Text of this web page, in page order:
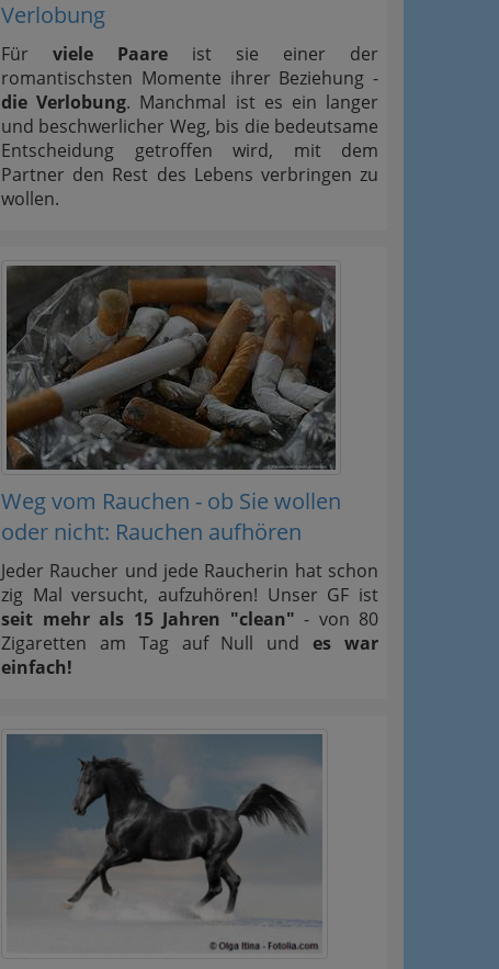
Verlobung
Für viele Paare ist sie einer der
romantischsten Momente ihrer Beziehung -
die Verlobung. Manchmal ist es ein langer
und beschwerlicher Weg, bis die bedeutsame
Entscheidung getroffen wird, mit dem
Partner den Rest des Lebens verbringen zu
wollen.
Weg vom Rauchen - ob Sie wollen
oder nicht: Rauchen aufhören
Jeder Raucher und jede Raucherin hat schon
zig Mal versucht, aufzuhören! Unser GF ist
seit mehr als 15 Jahren "clean" - von 80
Zigaretten am Tag auf Null undes war
einfach!